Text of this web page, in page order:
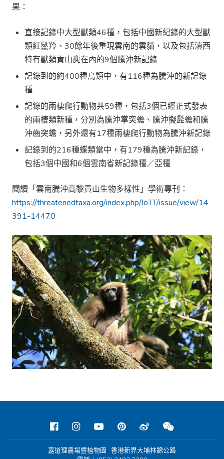
果：
直接記錄中大型獸類46種，包括中國新紀錄的大型獸
類紅鬣羚、30餘年後重現雲南的雲貓，以及包括滇西
特有獸類貢山麂在內的9個騰沖新記錄
記錄到的約400種鳥類中，有116種為騰沖的新記錄
種
記錄的兩棲爬行動物共59種，包括3個已經正式發表
的兩棲類新種，分別為騰沖掌突蟾、騰沖擬髭蟾和騰
沖齒突蟾，另外還有17種兩棲爬行動物為騰沖新記錄
記錄到的216種蝶類當中，有179種為騰沖新記錄，
包括3個中國和6個雲南省新記錄種／亞種
閱讀「雲南騰沖高黎貢山生物多樣性」學術專刊：
https://threatenedtaxa.org/index.php/JoTT/issue/view/14
391-14470
嘉道理農場暨植物園 香港新界大埔林錦公路